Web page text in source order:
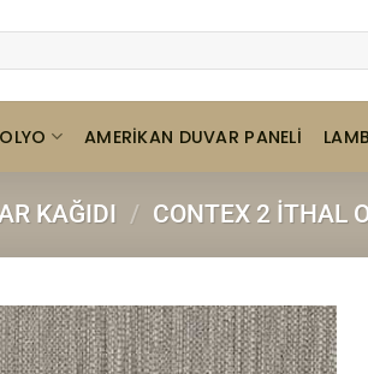
AMERIKAN DUVAR PANELI
KAĞIDI / CONTEX 2 İTHAL